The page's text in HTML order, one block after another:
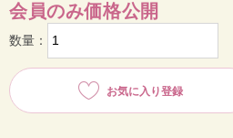
会員のみ価格公開
数量：
お気に入り登録